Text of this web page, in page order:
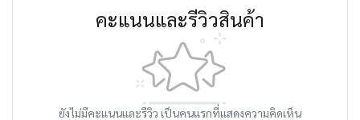
คะแนนและรีวิวสินค้า
ยังไม่มีคะแนนและรีวิว เป็นคนแรกที่แสดงความคิดเห็น